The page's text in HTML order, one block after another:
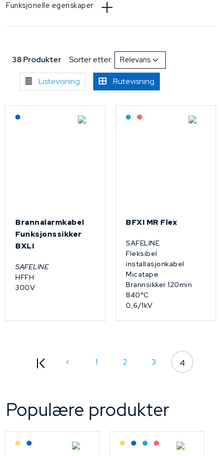
Funksjonelle egenskaper
38 Produkter Sorter etter:
Listevisning Rutevisning
Lagerført: NEK Kabel
Brannalarmkabel
Funksjonssikker
BXLI
SAFELINE
HFFH
300V
Bestilling: 2-3 uker
På forespørsel
BFXI MR Flex
SAFELINE
Fleksibel
installasjonkabel
Micatape
Brannsikker 120min
840°C
0,6/1kV
< 1 2 3 4
Populære produkter
Lagerført: Grossist
Lagerført: NEK Kabel Lagerført: Grossist
Lagerført: NEK Kabel
Bestilling: 2-3 uker
På forespørsel